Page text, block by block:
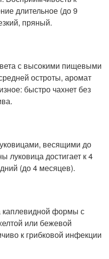
длительное (до 9
пряный.
с высокими пищевыми
остроты, аромат
быстро чахнет без
весящими до
луковица достигает к 4
(до 4 месяцев).
каплевидной формы с
или бежевой
к грибковой инфекции